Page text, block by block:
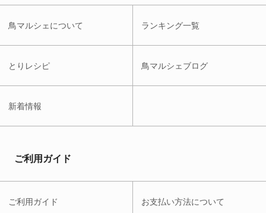
鳥マルシェについて ランキング一覧
とりレシピ 鳥マルシェブログ
新着情報
ご利用ガイド
ご利用ガイド お支払い方法について